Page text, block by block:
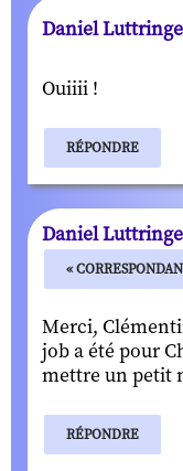
Daniel
Ouiiii !
RÉPONDRE
Daniel
«
Merci,
job a été pour
mettre un petit
RÉPONDRE